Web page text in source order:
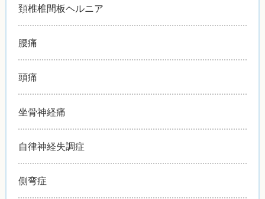
頚椎椎間板ヘルニア
腰痛
頭痛
坐骨神経痛
自律神経失調症
側弯症